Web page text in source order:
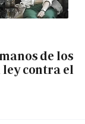
de los
contra el